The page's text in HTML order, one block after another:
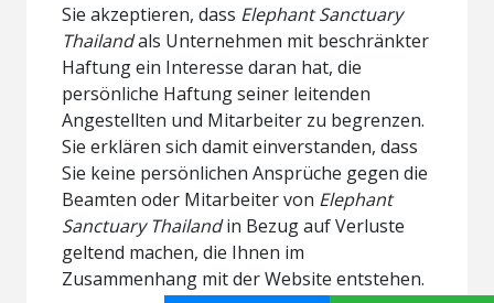
Sie akzeptieren, dass Elephant Sanctuary
Thailandals Unternehmen mit beschränkter
Haftung ein Interesse daran hat, die
persönliche Haftung seiner leitenden
Angestellten und Mitarbeiter zu begrenzen.
Sie erklären sich damit einverstanden, dass
Sie keine persönlichen Ansprüche gegen die
Beamten oder Mitarbeiter von Elephant
Sanctuary Thailandin Bezug auf Verluste
geltend machen, die Ihnen im
Zusammenhang mit der Website entstehen.